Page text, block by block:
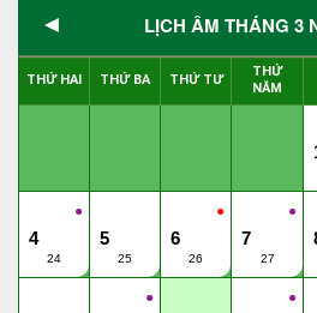
◄ LỊCH ÂM THÁNG 3
THỨ HAI THỨ BA THỨ TƯ
THỨ
NĂM
●
4
24
5
25
●
6
26
●
7
27
● ●